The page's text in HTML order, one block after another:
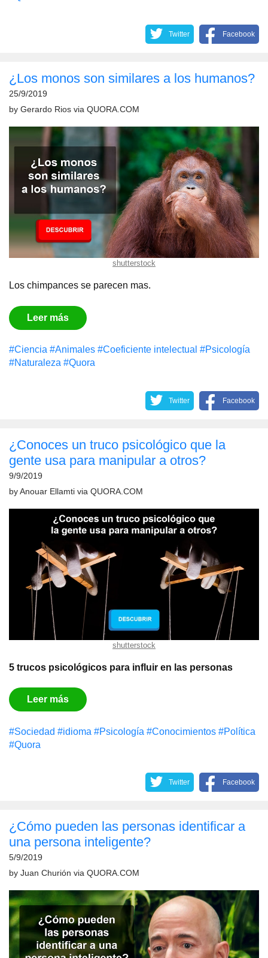
Twitter Facebook
¿Los monos son similares a los humanos?
25/9/2019
by Gerardo Rios via QUORA.COM
shutterstock
Los chimpances se parecen mas.
Leer más
#Сiencia #Animales #Coeficiente intelectual #Psicología
#Naturaleza #Quora
Twitter Facebook
¿Conoces un truco psicológico que la
gente usa para manipular a otros?
9/9/2019
by Anouar Ellamti via QUORA.COM
shutterstock
5 trucos psicológicos para influir en las personas
Leer más
#Sociedad #idioma #Psicología #Conocimientos #Política
#Quora
Twitter Facebook
¿Cómo pueden las personas identificar a
una persona inteligente?
5/9/2019
by Juan Churión via QUORA.COM